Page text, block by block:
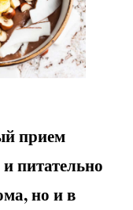
прием
питательно
но и в